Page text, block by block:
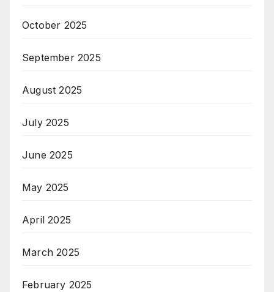
October 2025
September 2025
August 2025
July 2025
June 2025
May 2025
April 2025
March 2025
February 2025